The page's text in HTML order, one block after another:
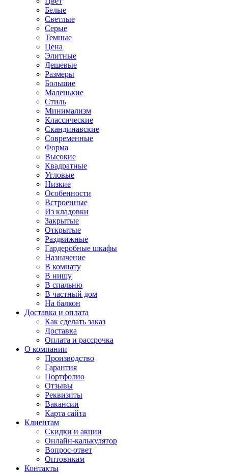
Белые
Светлые
Серые
Темные
Цена
Элитные
Дешевые
Размеры
Большие
Маленькие
Стиль
Минимализм
Классические
Скандинавские
Современные
Форма
Высокие
Квадратные
Угловые
Низкие
Особенности
Встроенные
Из кладовки
Закрытые
Открытые
Раздвижные
Гардеробные шкафы
Назначение
В комнату
В нишу
В спальню
В частный дом
На балкон
Доставка и оплата
Как сделать заказ
Доставка
Оплата и рассрочка
О компании
Производство
Гарантия
Портфолио
Отзывы
Реквизиты
Вакансии
Карта сайта
Клиентам
Скидки и акции
Онлайн-калькулятор
Вопрос-ответ
Оптовикам
Контакты